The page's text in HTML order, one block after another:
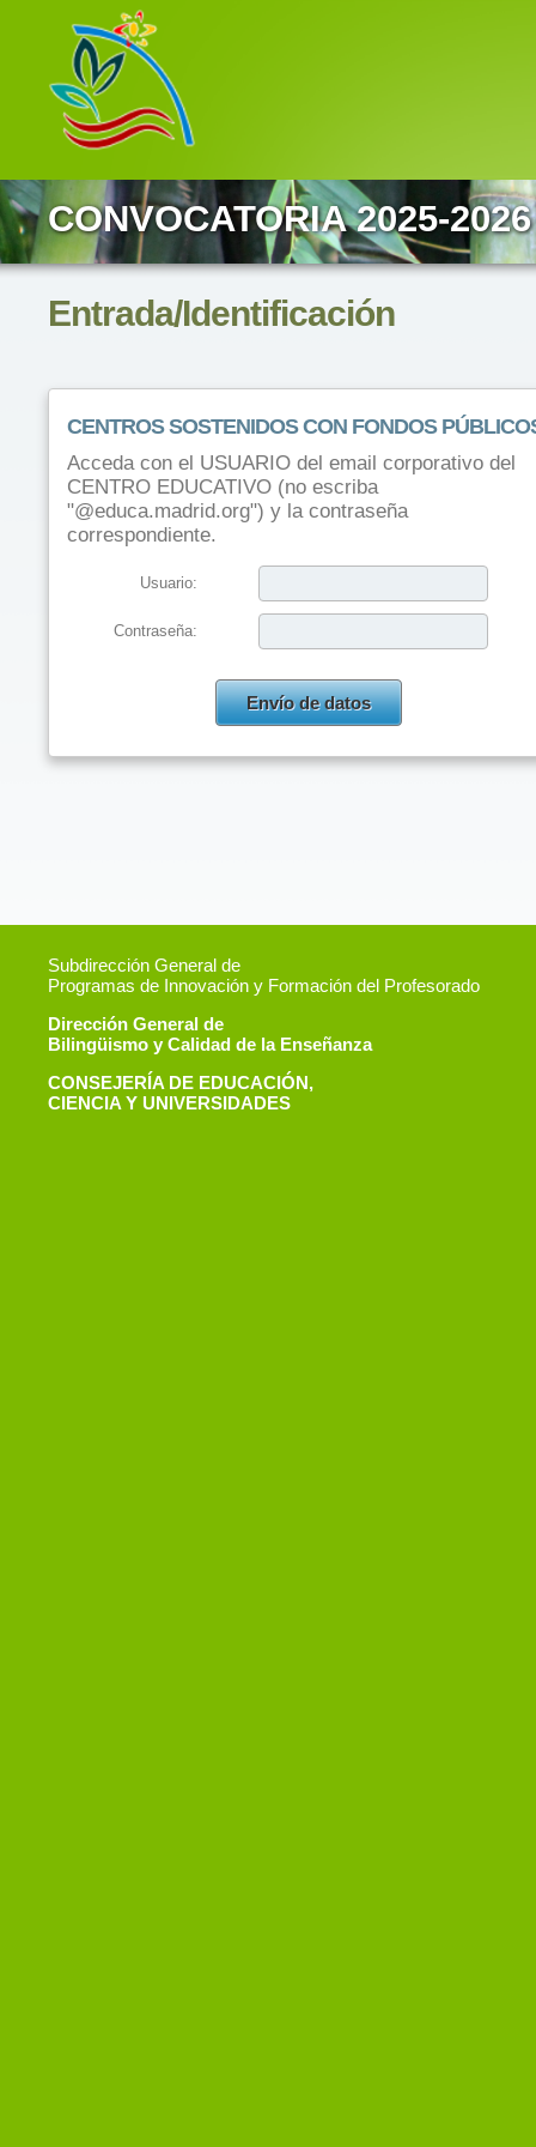
CONVOCATORIA 2025-2026
Entrada/Identificación
CENTROS SOSTENIDOS CON FONDOS
Acceda con el USUARIO del email corporativo del
CENTRO EDUCATIVO (no escriba
"@educa.madrid.org") y la contraseña
correspondiente.
Usuario:
Contraseña:
Subdirección General de
Programas de Innovación y Formación del Profesorado
Dirección General de
Bilingüismo y Calidad de la Enseñanza
CONSEJERÍA DE EDUCACIÓN,
CIENCIA Y UNIVERSIDADES